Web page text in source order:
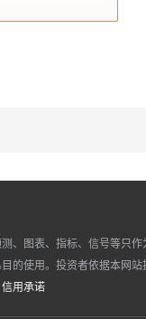
、图表、指标、信号等只
的使用。投资者依据本网
信用承诺